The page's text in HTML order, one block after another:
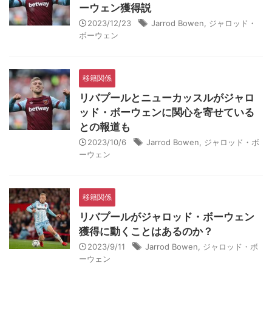
ーウェン獲得説
2023/12/23 Jarrod Bowen
ジャロッド・
ボーウェン
移籍関係
リバプールとニューカッスルがジャロ
ッド・ボーウェンに関心を寄せている
との報道も
2023/10/6 Jarrod Bowen
ジャロッド・ボ
ーウェン
移籍関係
リバプールがジャロッド・ボーウェン
獲得に動くことはあるのか？
2023/9/11 Jarrod Bowen
ジャロッド・ボ
ーウェン